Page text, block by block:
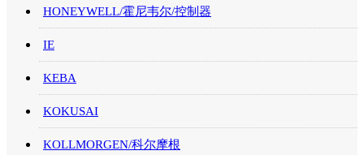
HONEYWELL/霍尼韦尔/控制器
IE
KEBA
KOKUSAI
KOLLMORGEN/科尔摩根